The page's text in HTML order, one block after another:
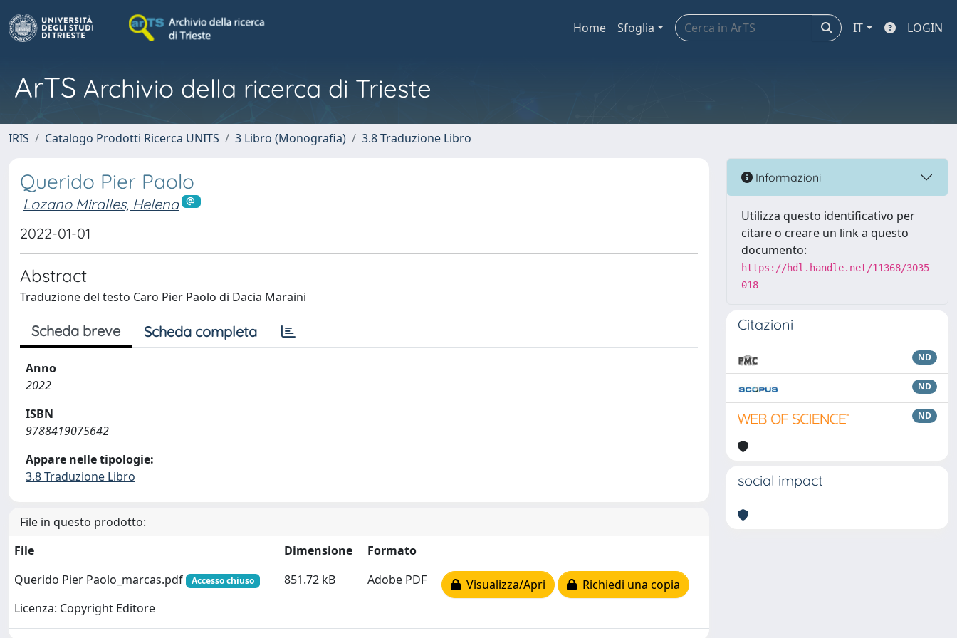
Home Sfoglia IT LOGIN
ArTS Archivio della ricerca di Trieste
IRIS Catalogo Prodotti Ricerca UNITS 3 Libro (Monografia) 3.8 Traduzione Libro
Querido Pier Paolo
Lozano Miralles, Helena
2022-01-01
Abstract
Traduzione del testo Caro Pier Paolo di Dacia Maraini
Scheda breve Scheda completa
Anno
2022
ISBN
9788419075642
Appare nelle tipologie:
3.8 Traduzione Libro
File in questo prodotto:
File
Dimensione
Formato
Querido Pier Paolo_marcas.pdf
Accesso chiuso
Licenza: Copyright Editore
851.72 kB Adobe PDF Visualizza/Apri Richiedi una copia
Informazioni
Utilizza questo identificativo per
citare o creare un link a questo
documento:
https://hdl.handle.net/11368/3035
018
Citazioni
ND
ND
ND
social impact